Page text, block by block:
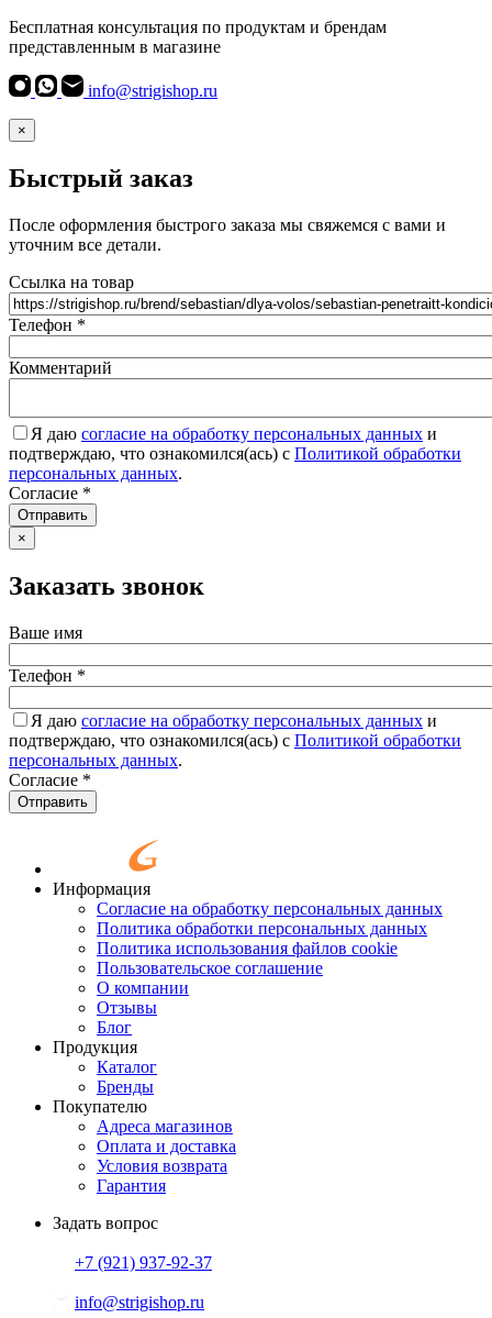
Бесплатная консультация по продуктам и брендам
представленным в магазине
info@strigishop.ru
×
Быстрый заказ
После оформления быстрого заказа мы свяжемся с вами и
уточним все детали.
Ссылка на товар
Телефон *
Комментарий
Я даю согласие на обработку персональных данных и
подтверждаю, что ознакомился(ась) с Политикой обработки
персональных данных.
Согласие *
Отправить
×
Заказать звонок
Ваше имя
Телефон *
Я даю согласие на обработку персональных данных и
подтверждаю, что ознакомился(ась) с Политикой обработки
персональных данных.
Согласие *
Отправить
Информация
Согласие на обработку персональных данных
Политика обработки персональных данных
Политика использования файлов cookie
Пользовательское соглашение
О компании
Отзывы
Блог
Продукция
Каталог
Бренды
Покупателю
Адреса магазинов
Оплата и доставка
Условия возврата
Гарантия
Задать вопрос
+7 (921) 937-92-37
info@strigishop.ru